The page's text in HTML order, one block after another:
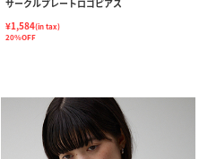
サークルプレートロゴピアス
¥1,584(in tax)
20%OFF